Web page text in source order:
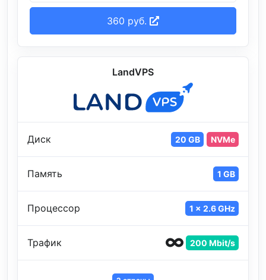
360 руб.
LandVPS
Диск 20 GB NVMe
Память 1 GB
Процессор 1 x 2.6 GHz
Трафик 200 Mbit/s